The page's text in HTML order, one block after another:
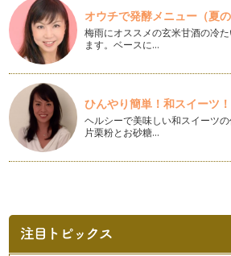
冬野菜を食べよう♪
みなさん、こんにちは！ アクティブ
です。 いよいよ冬が始まりまし…
冬至とカボチャ
皆さん、こんにちは！ アクティブ野菜
す。 立冬を過ぎ、肌寒い日…
調味料のひみつ
皆さん、こんにちは！ アクティブ野
こんにちは！ アクティブ野菜ソムリエ
雨ごとに秋が近づいているの…
オウチで発酵メニュー（夏
梅雨にオススメの玄米甘酒の冷
ます。ベースに…
ひんやり簡単！和スイーツ！
ヘルシーで美味しい和スイーツの
片栗粉とお砂糖…